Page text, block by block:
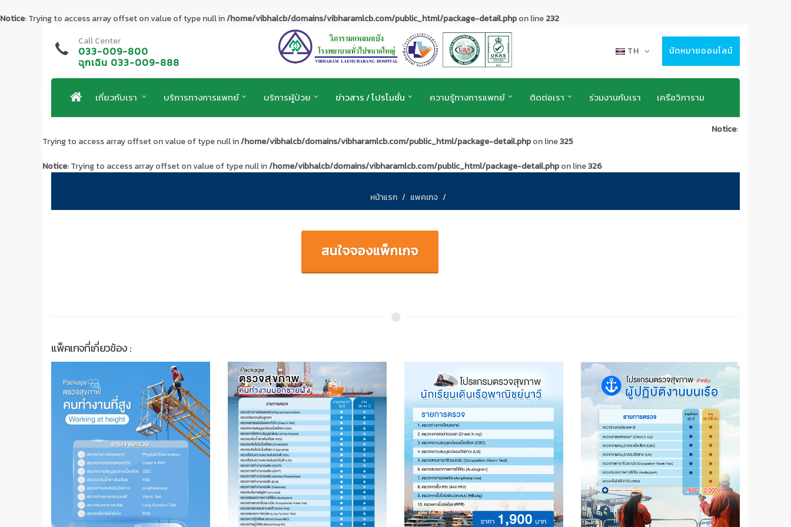
Notice: Trying to access array offset on value of type null in/home/vibhalcb/domains/vibharamlcb.com/public_html/package-detail.phpon line232
Call Center
033-009-800
ฉุกเฉิน 033-009-888
TH นัดหมายออนไลน์
เกี่ยวกับเรา บริการทางการแพทย์ บริการผู้ป่วย ข่าวสาร / โปรโมชั่น ความรู้ทางการแพทย์ ติดต่อเรา ร่วมงานกับเรา เครือวิภาราม
Notice:
Trying to access array offset on value of type null in/home/vibhalcb/domains/vibharamlcb.com/public_html/package-detail.phpon line325
Notice: Trying to access array offset on value of type null in/home/vibhalcb/domains/vibharamlcb.com/public_html/package-detail.phpon line326
หน้าแรก แพคเกจ
สนใจจองแพ็กเกจ
แพ็คเกจที่เกี่ยวข้อง :